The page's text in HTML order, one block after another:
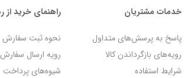
خدمات مشتریان
پاسخ به پرسش‌های متداول
رویه‌های بازگرداندن کالا
شرایط استفاده
راهنمای خرید از
نحوه ثبت سفارش
رویه ارسال سفارش
شیوه‌های پرداخت